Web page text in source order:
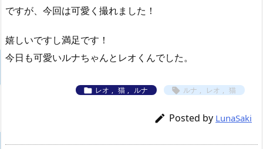
ですが、今回は可愛く撮れました！
嬉しいですし満足です！
今日も可愛いルナちゃんとレオくんでした。
 レオ , 猫 , ルナ  ルナ , レオ , 猫
 Posted by LunaSaki